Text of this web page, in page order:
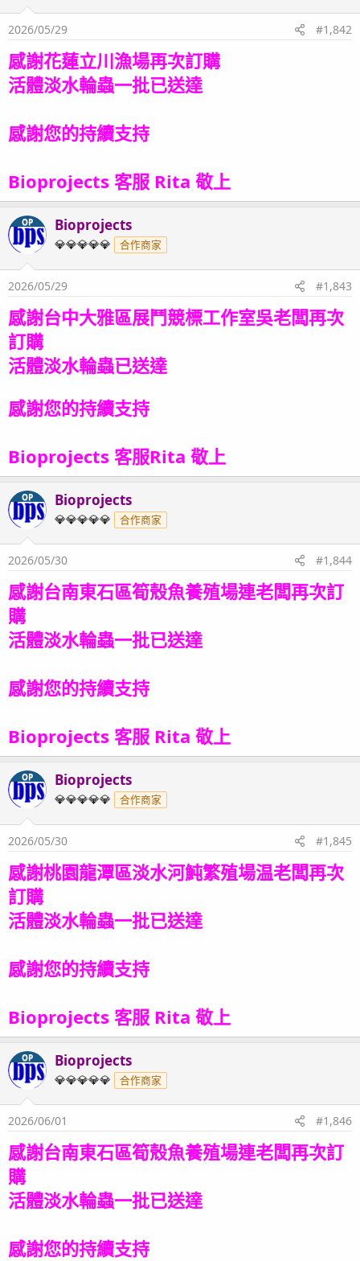
2026/05/29 #1,842
感謝花蓮立川漁場再次訂購
活體淡水輪蟲一批已送達
感謝您的持續支持
Bioprojects 客服 Rita 敬上
OP Bioprojects
💎💎💎💎💎 合作商家
2026/05/29 #1,843
感謝台中大雅區展鬥競標工作室吳老闆再次
訂購
活體淡水輪蟲已送達
感謝您的持續支持
Bioprojects 客服Rita 敬上
OP Bioprojects
💎💎💎💎💎 合作商家
2026/05/30 #1,844
感謝台南東石區筍殼魚養殖場連老闆再次訂
購
活體淡水輪蟲一批已送達
感謝您的持續支持
Bioprojects 客服 Rita 敬上
OP Bioprojects
💎💎💎💎💎 合作商家
2026/05/30 #1,845
感謝桃園龍潭區淡水河魨繁殖場温老闆再次
訂購
活體淡水輪蟲一批已送達
感謝您的持續支持
Bioprojects 客服 Rita 敬上
OP Bioprojects
💎💎💎💎💎 合作商家
2026/06/01 #1,846
感謝台南東石區筍殼魚養殖場連老闆再次訂
購
活體淡水輪蟲一批已送達
感謝您的持續支持